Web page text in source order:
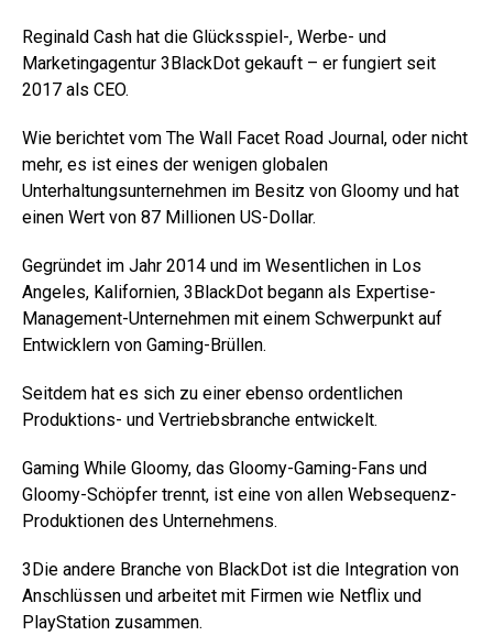
Reginald Cash hat die Glücksspiel-, Werbe- und
Marketingagentur 3BlackDot gekauft – er fungiert seit
2017 als CEO.
Wie berichtet vom The Wall Facet Road Journal, oder nicht
mehr, es ist eines der wenigen globalen
Unterhaltungsunternehmen im Besitz von Gloomy und hat
einen Wert von 87 Millionen US-Dollar.
Gegründet im Jahr 2014 und im Wesentlichen in Los
Angeles, Kalifornien, 3BlackDot begann als Expertise-
Management-Unternehmen mit einem Schwerpunkt auf
Entwicklern von Gaming-Brüllen.
Seitdem hat es sich zu einer ebenso ordentlichen
Produktions- und Vertriebsbranche entwickelt.
Gaming While Gloomy, das Gloomy-Gaming-Fans und
Gloomy-Schöpfer trennt, ist eine von allen Websequenz-
Produktionen des Unternehmens.
3Die andere Branche von BlackDot ist die Integration von
Anschlüssen und arbeitet mit Firmen wie Netflix und
PlayStation zusammen.